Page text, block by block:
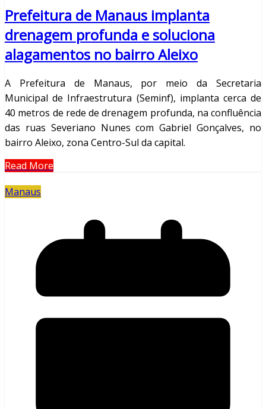
Prefeitura de Manaus implanta
drenagem profunda e soluciona
alagamentos no bairro Aleixo
A Prefeitura de Manaus, por meio da Secretaria
Municipal de Infraestrutura (Seminf), implanta cerca de
40 metros de rede de drenagem profunda, na confluência
das ruas Severiano Nunes com Gabriel Gonçalves, no
bairro Aleixo, zona Centro-Sul da capital.
Read More
Manaus